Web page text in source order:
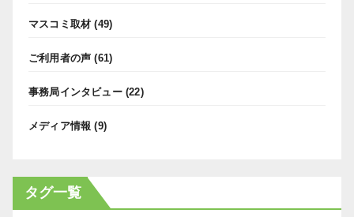
マスコミ取材 (49)
ご利用者の声 (61)
事務局インタビュー(22)
メディア情報 (9)
タグ一覧